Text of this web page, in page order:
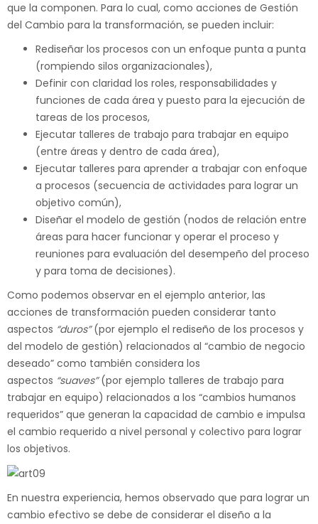
que la componen. Para lo cual, como acciones de Gestión
del Cambio para la transformación, se pueden incluir:
Rediseñar los procesos con un enfoque punta a punta
(rompiendo silos organizacionales),
Definir con claridad los roles, responsabilidades y
funciones de cada área y puesto para la ejecución de
tareas de los procesos,
Ejecutar talleres de trabajo para trabajar en equipo
(entre áreas y dentro de cada área),
Ejecutar talleres para aprender a trabajar con enfoque
a procesos (secuencia de actividades para lograr un
objetivo común),
Diseñar el modelo de gestión (nodos de relación entre
áreas para hacer funcionar y operar el proceso y
reuniones para evaluación del desempeño del proceso
y para toma de decisiones).
Como podemos observar en el ejemplo anterior, las
acciones de transformación pueden considerar tanto
aspectos “duros”(por ejemplo el rediseño de los procesos y
del modelo de gestión) relacionados al “cambio de negocio
deseado” como también considera los
aspectos “suaves”(por ejemplo talleres de trabajo para
trabajar en equipo) relacionados a los “cambios humanos
requeridos” que generan la capacidad de cambio e impulsa
el cambio requerido a nivel personal y colectivo para lograr
los objetivos.
En nuestra experiencia, hemos observado que para lograr un
cambio efectivo se debe de considerar el diseño a la